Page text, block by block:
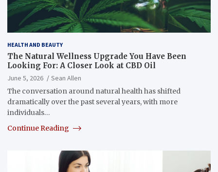
HEALTH AND BEAUTY
The Natural Wellness Upgrade You Have Been
Looking For: A Closer Look at CBD Oil
June 5, 2026
Sean Allen
The conversation around natural health has shifted
dramatically over the past several years, with more
individuals…
Continue Reading